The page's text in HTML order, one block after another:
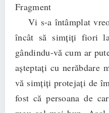
Fragment
Vi s-a întâmplat
încât să simțiți fiori
gândindu-vă cum ar
așteptați cu
vă simțiți protejați de
fost că persoana de